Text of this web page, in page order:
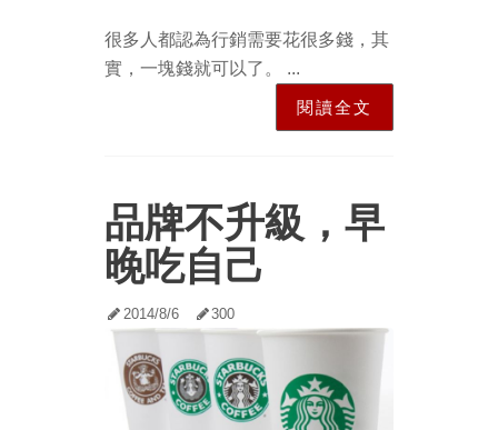
很多人都認為行銷需要花很多錢，其
實，一塊錢就可以了。 ...
閱讀全文
品牌不升級，早
晚吃自己
2014/8/6 300